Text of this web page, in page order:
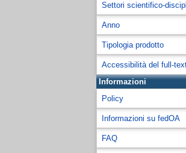
Settori scientifico-
Anno
Tipologia prodotto
Accessibilità del full-
Informazioni
Policy
Informazioni su fedOA
FAQ